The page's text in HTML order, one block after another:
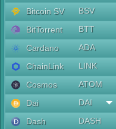
Bitcoin SV
BSV
BitTorrent
BTT
Cardano
ADA
ChainLink
LINK
Cosmos
ATOM
Dai
DAI
Dash
DASH